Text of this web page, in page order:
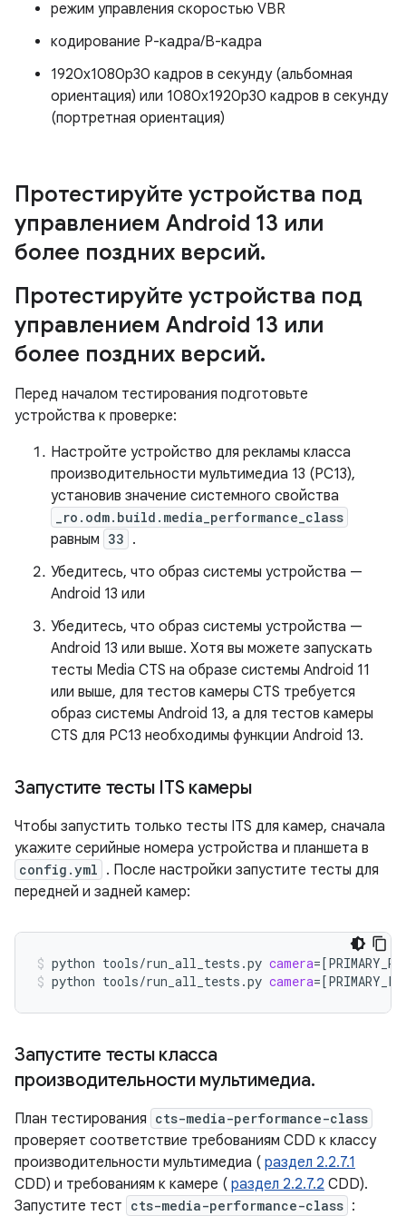
режим управления скоростью VBR
кодирование P-кадра/B-кадра
1920x1080p30 кадров в секунду (альбомная
ориентация) или 1080x1920p30 кадров в секунду
(портретная ориентация)
Протестируйте устройства под
управлением Android 13 или
более поздних версий.
Протестируйте устройства под
управлением Android 13 или
более поздних версий.
Перед началом тестирования подготовьте
устройства к проверке:
Настройте устройство для рекламы класса
производительности мультимедиа 13 (PC13),
установив значение системного свойства
_ro.odm.build.media_performance_class
равным 33 .
Убедитесь, что образ системы устройства —
Android 13 или
Убедитесь, что образ системы устройства —
Android 13 или выше. Хотя вы можете запускать
тесты Media CTS на образе системы Android 11
или выше, для тестов камеры CTS требуется
образ системы Android 13, а для тестов камеры
CTS для PC13 необходимы функции Android 13.
Запустите тесты ITS камеры
Чтобы запустить только тесты ITS для камер, сначала
укажите серийные номера устройства и планшета в
config.yml . После настройки запустите тесты для
передней и задней камер:
python tools/run_all_tests.py camera=[
python tools/run_all_tests.py camera=[
Запустите тесты класса
производительности мультимедиа.
План тестирования cts-media-performance-class
проверяет соответствие требованиям CDD к классу
производительности мультимедиа ( раздел 2.2.7.1
CDD) и требованиям к камере ( раздел 2.2.7.2 CDD).
Запустите тест cts-media-performance-class :